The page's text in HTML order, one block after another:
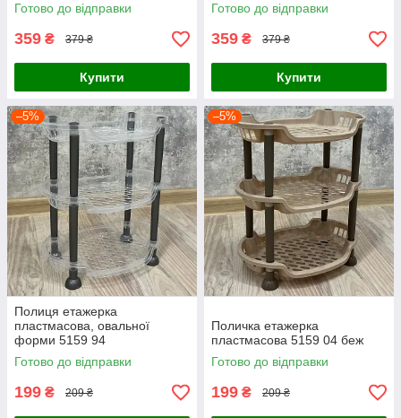
Готово до відправки
359 ₴ 379 ₴
Купити
Готово до відправки
359 ₴ 379 ₴
Купити
–5%
Полиця етажерка
пластмасова, овальної
форми 5159 94
Готово до відправки
199 ₴ 209 ₴
–5%
Поличка етажерка
пластмасова 5159 04 беж
Готово до відправки
199 ₴ 209 ₴